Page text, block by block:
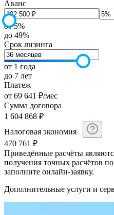
Аванс
от 5%
до 49%
Срок лизинга
от 1 года
до 7 лет
Платеж
от 69 641 ₽/мес
Сумма договора
1 604 868 ₽
Налоговая экономия
470 761 ₽
Приведённые расчёты
получения точных расчётов
заполните онлайн-заявку.
Дополнительные услуги и